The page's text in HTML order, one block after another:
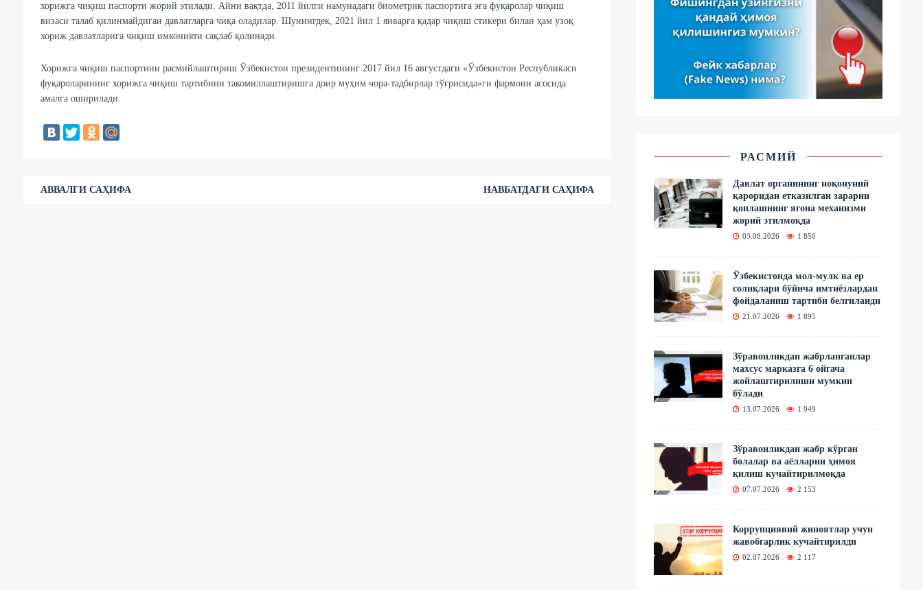
хорижга чиқиш паспорти жорий этилади. Айни вақтда, 2011 йилги намунадаги биометрик паспортига эга фуқаролар чиқиш
визаси талаб қилинмайдиган давлатларга чиқа оладилар. Шунингдек, 2021 йил 1 январга қадар чиқиш стикери билан ҳам узоқ
хориж давлатларига чиқиш имконияти сақлаб қолинади.
Хорижга чиқиш паспортини расмийлаштириш Ўзбекистон президентининг 2017 йил 16 августдаги «Ўзбекистон Республикаси
фуқароларининг хорижга чиқиш тартибини такомиллаштиришга доир муҳим чора-тадбирлар тўғрисида»ги фармони асосида
амалга оширилади.
АВВАЛГИ САҲИФА НАВБАТДАГИ САҲИФА
РАСМИЙ
Давлат органининг ноқонуний
қароридан етказилган зарарни
қоплашнинг ягона механизми
жорий этилмоқда
03.08.2026 1 850
Ўзбекистонда мол-мулк ва ер
солиқлари бўйича имтиёзлардан
фойдаланиш тартиби белгиланди
21.07.2026 1 895
Зўравонликдан жабрланганлар
махсус марказга 6 ойгача
жойлаштирилиши мумкин
бўлади
13.07.2026 1 949
Зўравонликдан жабр кўрган
болалар ва аёлларни ҳимоя
қилиш кучайтирилмоқда
07.07.2026 2 153
Коррупциявий жиноятлар учун
жавобгарлик кучайтирилди
02.07.2026 2 117